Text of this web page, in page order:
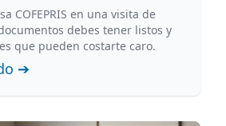
COFEPRIS en una visita de
debes tener listos y
que pueden costarte caro.
➔